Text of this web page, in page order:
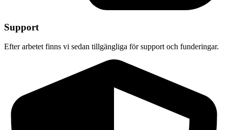
Support
Efter arbetet finns vi sedan tillgängliga för support och funderingar.